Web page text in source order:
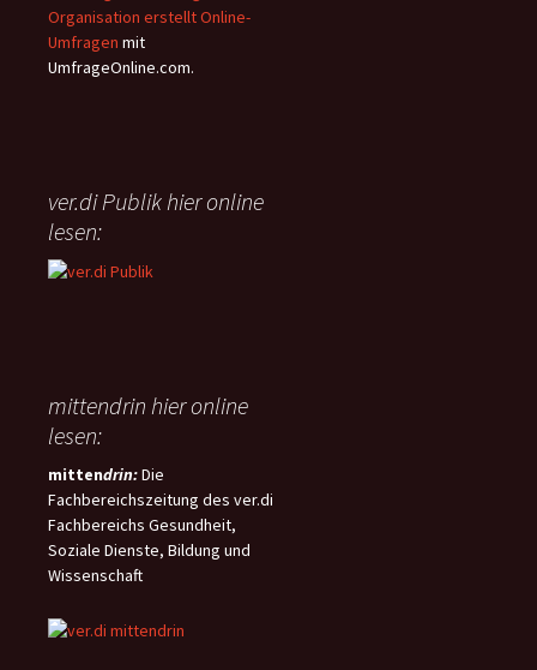
Flexibilität soll zudem ein
„Meine-Zeit-Konto“ sorgen,
über das Beschäftigte selbst
(NRettDG) beschlossen. Der
wichtigste Inhalt dieses
Gesetzes ist die
erstmalig landesweit rechtlich
geregelt wird.
Organisation erstellt Online-
Umfragen mit
UmfrageOnline.com.
ver.di Publik hier online
lesen:
mittendrin hier online
lesen:
mittendrin:Die
Fachbereichszeitung des ver.di
Fachbereichs Gesundheit,
Soziale Dienste, Bildung und
Wissenschaft